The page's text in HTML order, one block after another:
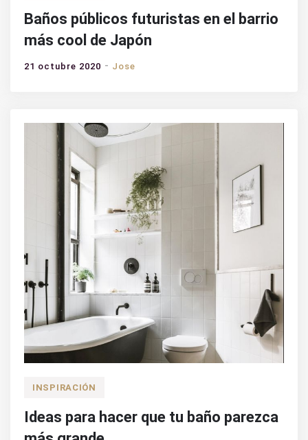
Baños públicos futuristas en el barrio
más cool de Japón
21 octubre 2020 Jose
INSPIRACIÓN
Ideas para hacer que tu baño parezca